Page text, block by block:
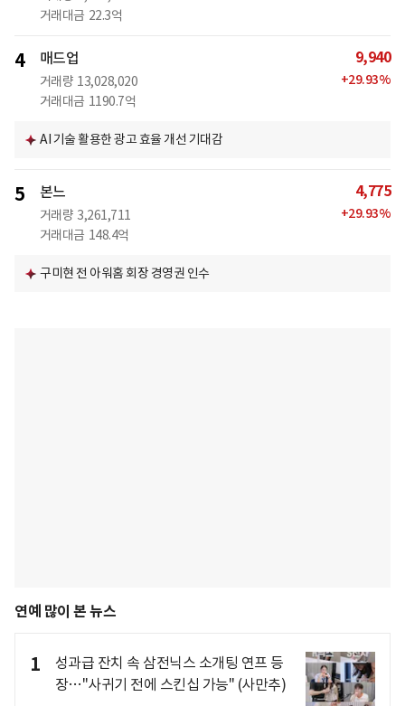
거래대금 22.3억
4 매드업
거래량 13,028,020
거래대금 1190.7억
9,940
+29.93%
AI 기술 활용한 광고 효율 개선 기대감
5 본느
거래량 3,261,711
거래대금 148.4억
4,775
+29.93%
구미현 전 아워홈 회장 경영권 인수
연예 많이 본 뉴스
1
성과급 잔치 속 삼전닉스 소개팅 연프 등
장…"사귀기 전에 스킨십 가능" (사만추)